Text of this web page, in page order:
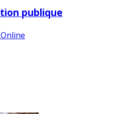
publique